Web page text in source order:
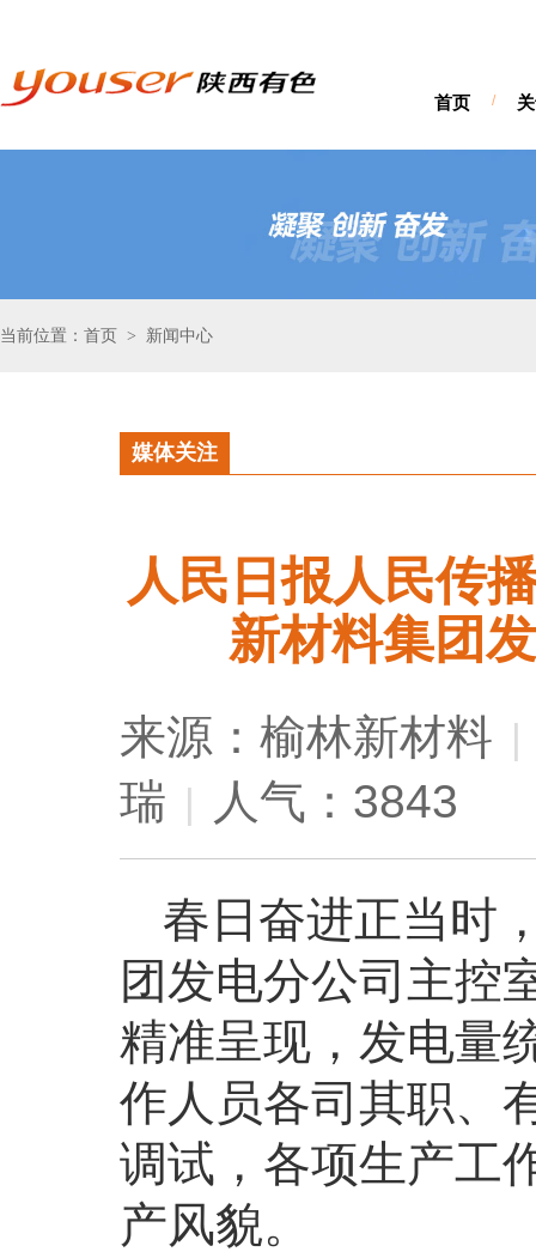
首页 /
当前位置：首页 > 新闻中心
媒体关注
人民日报人民传
新材料集团
来源：榆林新材料 |
瑞 | 人气：3843
春日奋进正当时
团发电分公司主控
精准呈现，发电量
作人员各司其职、
调试，各项生产工
产风貌。